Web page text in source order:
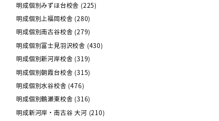
明成個別みずほ台校舎 (225)
明成個別上福岡校舎 (280)
明成個別南古谷校舎 (279)
明成個別富士見羽沢校舎 (430)
明成個別新河岸校舎 (319)
明成個別朝霞台校舎 (315)
明成個別水谷校舎 (476)
明成個別鶴瀬東校舎 (316)
明成新河岸・南古谷 大河 (210)